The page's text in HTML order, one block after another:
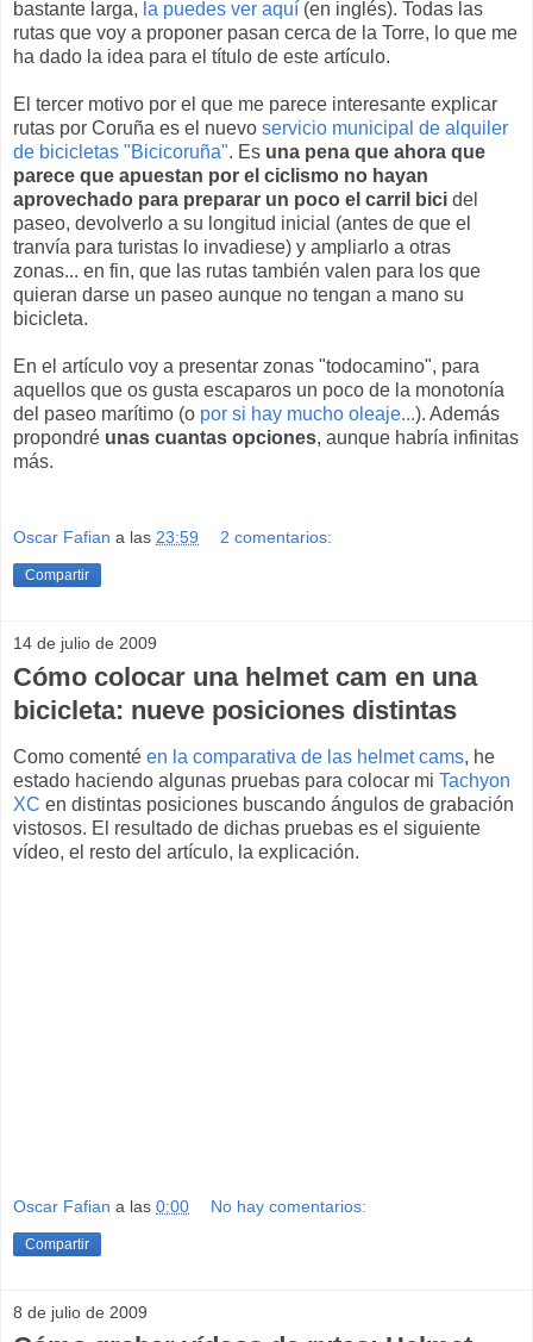
bastante larga, la puedes ver aquí (en inglés). Todas las
rutas que voy a proponer pasan cerca de la Torre, lo que me
ha dado la idea para el título de este artículo.
El tercer motivo por el que me parece interesante explicar
rutas por Coruña es el nuevo servicio municipal de alquiler
de bicicletas "Bicicoruña". Es una pena que ahora que
parece que apuestan por el ciclismo no hayan
aprovechado para preparar un poco el carril bici del
paseo, devolverlo a su longitud inicial (antes de que el
tranvía para turistas lo invadiese) y ampliarlo a otras
zonas... en fin, que las rutas también valen para los que
quieran darse un paseo aunque no tengan a mano su
bicicleta.
En el artículo voy a presentar zonas "todocamino", para
aquellos que os gusta escaparos un poco de la monotonía
del paseo marítimo (o por si hay mucho oleaje...). Además
propondré unas cuantas opciones, aunque habría infinitas
más.
Oscar Fafian a las 23:59 2 comentarios:
Compartir
14 de julio de 2009
Cómo colocar una helmet cam en una
bicicleta: nueve posiciones distintas
Como comenté en la comparativa de las helmet cams, he
estado haciendo algunas pruebas para colocar mi Tachyon
XC en distintas posiciones buscando ángulos de grabación
vistosos. El resultado de dichas pruebas es el siguiente
vídeo, el resto del artículo, la explicación.
Oscar Fafian a las 0:00 No hay comentarios:
Compartir
8 de julio de 2009